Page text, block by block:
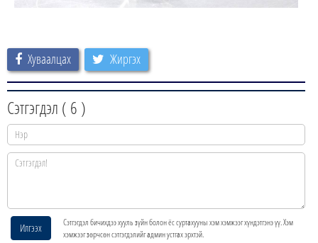
Хуваалцах Жиргэх
Сэтгэгдэл ( 6 )
Илгээх
Сэтгэгдэл бичихдээ хууль зүйн болон ёс суртахууны хэм хэмжээг хүндэтгэнэ үү. Хэм
хэмжээг зөрчсөн сэтгэгдэлийг админ устгах эрхтэй.